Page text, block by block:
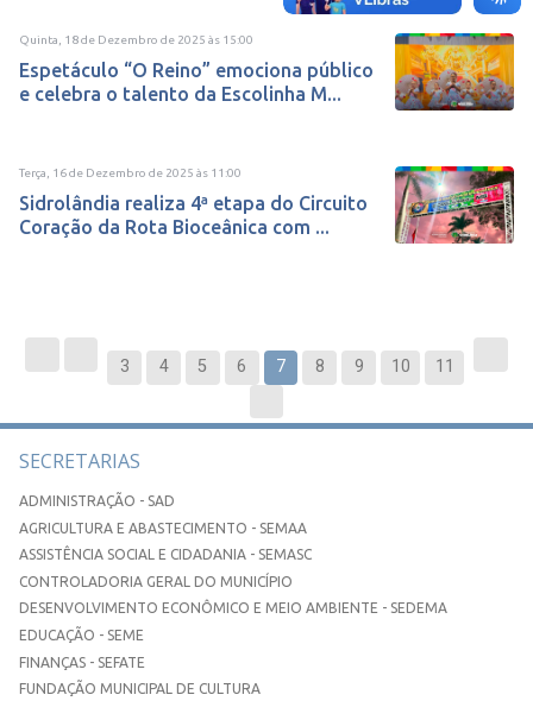
Quinta, 18 de Dezembro de 2025 às 15:00
Espetáculo “O Reino” emociona público
e celebra o talento da Escolinha M...
Terça, 16 de Dezembro de 2025 às 11:00
Sidrolândia realiza 4ª etapa do Circuito
Coração da Rota Bioceânica com ...
3 4 5 6 7 8 9 10 11
SECRETARIAS
ADMINISTRAÇÃO - SAD
AGRICULTURA E ABASTECIMENTO - SEMAA
ASSISTÊNCIA SOCIAL E CIDADANIA - SEMASC
CONTROLADORIA GERAL DO MUNICÍPIO
DESENVOLVIMENTO ECONÔMICO E MEIO AMBIENTE - SEDEMA
EDUCAÇÃO - SEME
FINANÇAS - SEFATE
FUNDAÇÃO MUNICIPAL DE CULTURA